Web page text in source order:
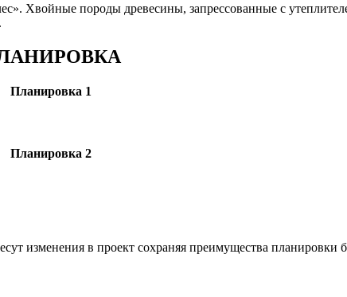
Хвойные породы древесины, запрессованные с
Планировка 1
Планировка 2
изменения в проект сохраняя преимущества планировки